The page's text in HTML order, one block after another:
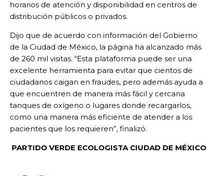
horarios de atención y disponibilidad en centros de
distribución públicos o privados.
Dijo que de acuerdo con información del Gobierno
de la Ciudad de México, la página ha alcanzado más
de 260 mil visitas. “Esta plataforma puede ser una
excelente herramienta para evitar que cientos de
ciudadanos caigan en fraudes, pero además ayuda a
que encuentren de manera más fácil y cercana
tanques de oxígeno o lugares donde recargarlos,
como una manera más eficiente de atender a los
pacientes que los requieren”, finalizó.
PARTIDO VERDE ECOLOGISTA CIUDAD DE MÉXICO